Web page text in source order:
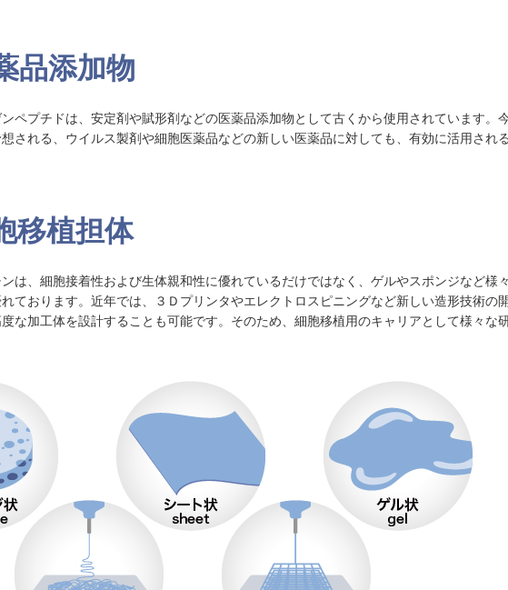
品添加物
ペプチドは、安定剤や賦形剤などの医薬品添加物として古くから使用されています。
される、ウイルス製剤や細胞医薬品などの新しい医薬品に対しても、有効に活用される
移植担体
は、細胞接着性および生体親和性に優れているだけではなく、ゲルやスポンジなど様々
ております。近年では、３Ｄプリンタやエレクトロスピニングなど新しい造形技術の
な加工体を設計することも可能です。そのため、細胞移植用のキャリアとして様々な